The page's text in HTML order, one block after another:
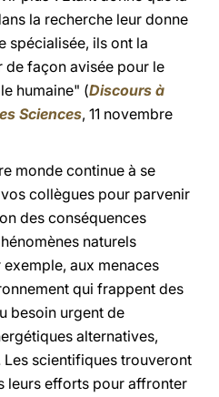
la recherche leur donne
spécialisée, ils ont la
façon avisée pour le
humaine" (Discours à
Sciences, 11 novembre
monde continue à se
collègues pour parvenir
des conséquences
naturels
aux menaces
qui frappent des
besoin urgent de
alternatives,
Les scientifiques trouveront
leurs efforts pour affronter